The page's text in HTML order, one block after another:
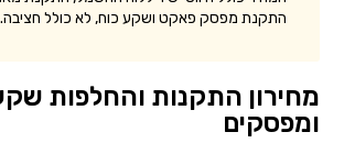
התקנת מפסק פאקט ושקע כוח, לא כולל חציבה.
מחירון התקנות והחלפות
ומפסקים